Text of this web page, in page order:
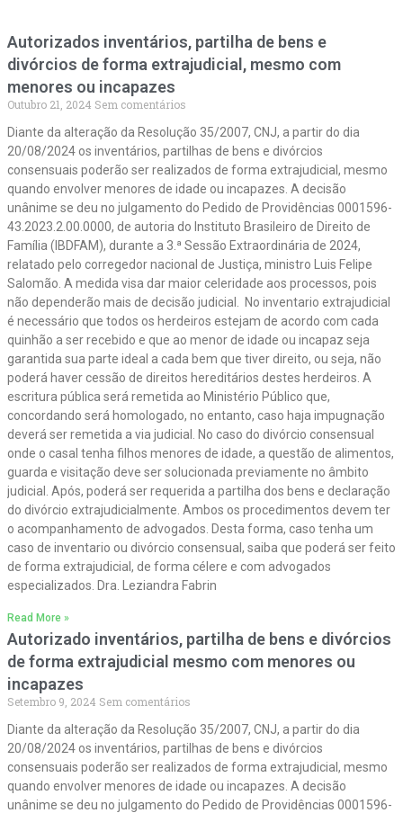
Autorizados inventários, partilha de bens e
divórcios de forma extrajudicial, mesmo com
menores ou incapazes
Outubro 21, 2024 Sem comentários
Diante da alteração da Resolução 35/2007, CNJ, a partir do dia
20/08/2024 os inventários, partilhas de bens e divórcios
consensuais poderão ser realizados de forma extrajudicial, mesmo
quando envolver menores de idade ou incapazes. A decisão
unânime se deu no julgamento do Pedido de Providências 0001596-
43.2023.2.00.0000, de autoria do Instituto Brasileiro de Direito de
Família (IBDFAM), durante a 3.ª Sessão Extraordinária de 2024,
relatado pelo corregedor nacional de Justiça, ministro Luis Felipe
Salomão. A medida visa dar maior celeridade aos processos, pois
não dependerão mais de decisão judicial. No inventario extrajudicial
é necessário que todos os herdeiros estejam de acordo com cada
quinhão a ser recebido e que ao menor de idade ou incapaz seja
garantida sua parte ideal a cada bem que tiver direito, ou seja, não
poderá haver cessão de direitos hereditários destes herdeiros. A
escritura pública será remetida ao Ministério Público que,
concordando será homologado, no entanto, caso haja impugnação
deverá ser remetida a via judicial. No caso do divórcio consensual
onde o casal tenha filhos menores de idade, a questão de alimentos,
guarda e visitação deve ser solucionada previamente no âmbito
judicial. Após, poderá ser requerida a partilha dos bens e declaração
do divórcio extrajudicialmente. Ambos os procedimentos devem ter
o acompanhamento de advogados. Desta forma, caso tenha um
caso de inventario ou divórcio consensual, saiba que poderá ser feito
de forma extrajudicial, de forma célere e com advogados
especializados. Dra. Leziandra Fabrin
Read More »
Autorizado inventários, partilha de bens e divórcios
de forma extrajudicial mesmo com menores ou
incapazes
Setembro 9, 2024 Sem comentários
Diante da alteração da Resolução 35/2007, CNJ, a partir do dia
20/08/2024 os inventários, partilhas de bens e divórcios
consensuais poderão ser realizados de forma extrajudicial, mesmo
quando envolver menores de idade ou incapazes. A decisão
unânime se deu no julgamento do Pedido de Providências 0001596-